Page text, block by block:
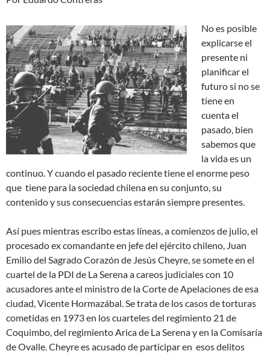
No es posible
explicarse el
presente ni
planificar el
futuro si no se
tiene en
cuenta el
pasado, bien
sabemos que
la vida es un
continuo. Y cuando el pasado reciente tiene el enorme peso
que tiene para la sociedad chilena en su conjunto, su
contenido y sus consecuencias estarán siempre presentes.
Así pues mientras escribo estas líneas, a comienzos de julio, el
procesado ex comandante en jefe del ejército chileno, Juan
Emilio del Sagrado Corazón de Jesús Cheyre, se somete en el
cuartel de la PDI de La Serena a careos judiciales con 10
acusadores ante el ministro de la Corte de Apelaciones de esa
ciudad, Vicente Hormazábal. Se trata de los casos de torturas
cometidas en 1973 en los cuarteles del regimiento 21 de
Coquimbo, del regimiento Arica de La Serena y en la Comisaría
de Ovalle. Cheyre es acusado de participar en esos delitos